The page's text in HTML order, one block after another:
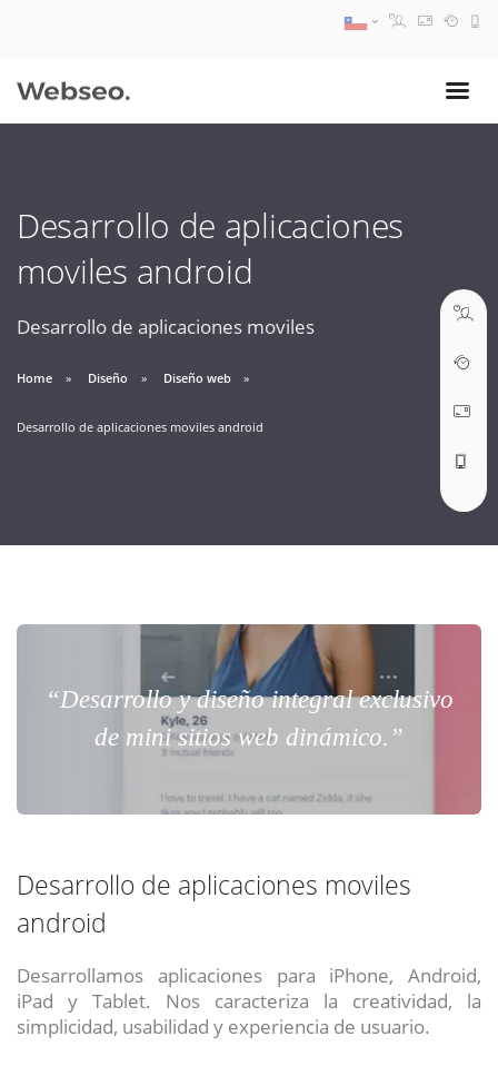
Desarrollo de aplicaciones
moviles android
Desarrollo de aplicaciones moviles
Home Diseño Diseño web
Desarrollo de aplicaciones moviles android
“Desarrollo y diseño integral exclusivo
de mini sitios web dinámico.”
Desarrollo de aplicaciones moviles
android
Desarrollamos aplicaciones para iPhone, Android,
iPad y Tablet. Nos caracteriza la creatividad, la
simplicidad, usabilidad y experiencia de usuario.
09:30 AM A 18:30 PM
soporte@webseo.cl